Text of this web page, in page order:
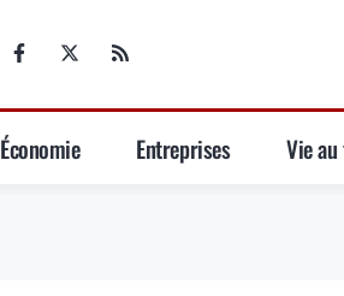
Économie Entreprises Vie